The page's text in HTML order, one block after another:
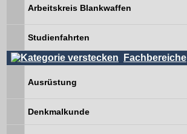
Arbeitskreis Blankwaffen
Studienfahrten
Fachbereiche
Ausrüstung
Denkmalkunde